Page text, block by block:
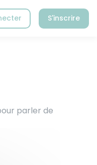
S'inscrire
parler de